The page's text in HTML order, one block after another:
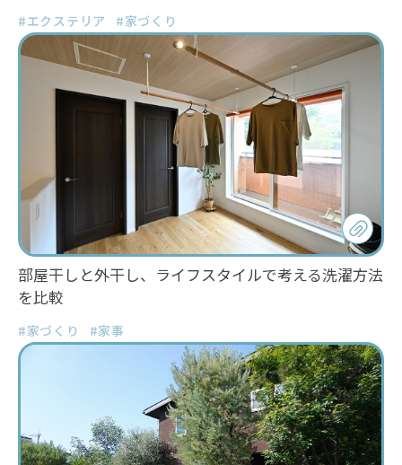
#エクステリア #家づくり
部屋干しと外干し、ライフスタイルで考える洗濯方法
を比較
#家づくり #家事